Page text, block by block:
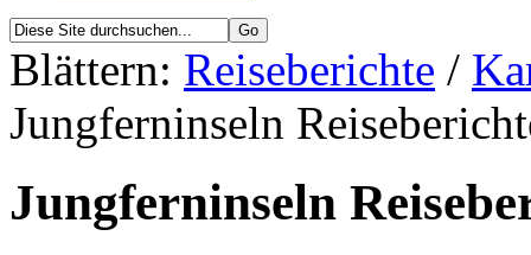
Blättern: Reiseberichte /
Jungferninseln
Jungferninseln